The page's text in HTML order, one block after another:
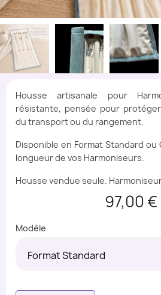
Housse artisanale pour
résistante, pensée pour
du transport ou du rangement.
Disponible en Format Standard ou
longueur de vos Harmoniseurs.
Housse vendue seule.
97,00 €
Modèle